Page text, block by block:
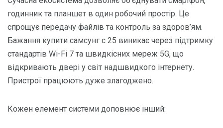
годинник та планшет в один робочий простір. Це
спрощує передачу файлів та контроль за здоров’ям.
Бажання купити самсунг с 25 виникає через підтримку
стандартів Wi-Fi 7 та швидкісних мереж 5G, що
відкривають двері у світ надшвидкого інтернету.
Пристрої працюють дуже злагоджено.
Кожен елемент системи доповнює інший: